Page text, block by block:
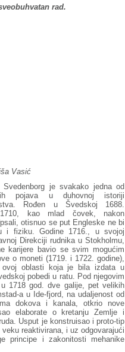
rad.
Vasić
Svedenborg je svakako jedna od
pojava u duhovnoj istoriji
Rođen u Švedskoj 1688.
kao mlad čovek, nakon
otisnuo se put Engleske ne bi
i fiziku. Godine 1716., u svojoj
Direkciji rudnika u Stokholmu,
karijere bavio se svim mogućim
o moneti (1719. i 1722. godine),
ovoj oblasti koja je bila izdata u
pobedi u ratu. Pod njegovim
1718 god. dve galije, pet velikih
a u Ide-fjord, na udaljenost od
dokova i kanala, otkrio nove
elaborate o kretanju Zemlje i
Usput je konstruisao i proto-tip
reaktivirana, i uz odgovarajući
principe i zakonitosti mehanike